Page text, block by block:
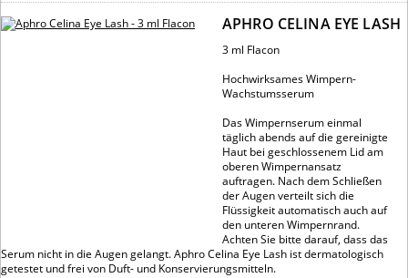
APHRO CELINA EYE LASH
3 ml Flacon
Hochwirksames Wimpern-
Wachstumsserum
Das Wimpernserum einmal
täglich abends auf die gereinigte
Haut bei geschlossenem Lid am
oberen Wimpernansatz
auftragen. Nach dem Schließen
der Augen verteilt sich die
Flüssigkeit automatisch auch auf
den unteren Wimpernrand.
Achten Sie bitte darauf, dass das
Serum nicht in die Augen gelangt. Aphro Celina Eye Lash ist dermatologisch
getestet und frei von Duft- und Konservierungsmitteln.